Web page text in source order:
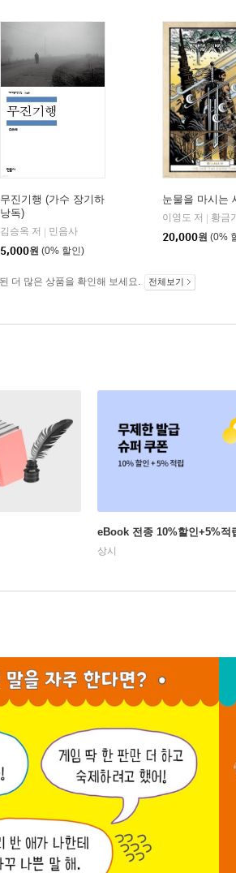
무진기행 (가수 장기하
낭독)
김승옥 저
민음사
5,000원 (0% 할인)
눈물을 마시는
이영도 저
황금
20,000원 (0%
더 많은 상품을 확인해 보세요. 전체보기
eBook 전종 10%할인+5%적
상시